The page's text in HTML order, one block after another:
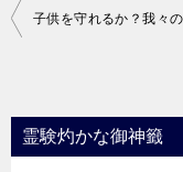
投
ビ
ゲ
霊験灼かな御神籤